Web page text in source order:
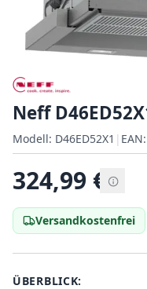
Neff
Modell:
Modell: D46ED52X1 |EAN:
EAN:
324,99 €
Versandkostenfrei
ÜBERBLICK: